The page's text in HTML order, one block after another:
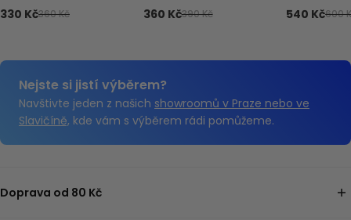
330 Kč360 Kč
360 Kč390 Kč
540 Kč600
Nejste si jistí výběrem?
Navštivte jeden z našich showroomů v Praze nebo ve
Slavičíně, kde vám s výběrem rádi pomůžeme.
Doprava od 80 Kč